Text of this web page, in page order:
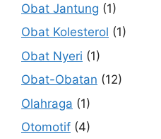
Obat Jantung (1)
Obat Kolesterol (1)
Obat Nyeri (1)
Obat-Obatan (12)
Olahraga (1)
Otomotif (4)